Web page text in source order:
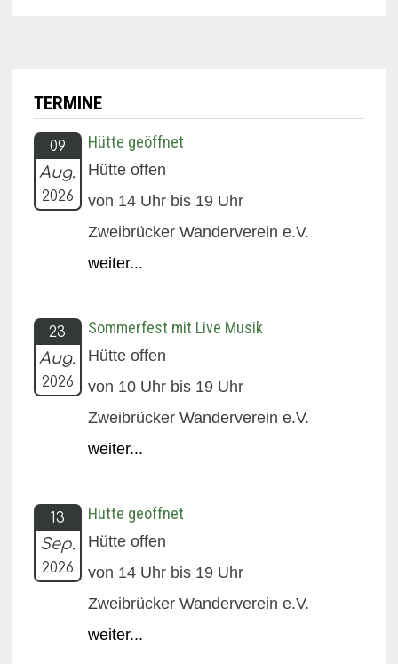
TERMINE
09
Aug.
2026
Hütte geöffnet
Hütte offen
von 14 Uhr bis 19 Uhr
Zweibrücker Wanderverein e.V.
weiter...
23
Aug.
2026
Sommerfest mit Live Musik
Hütte offen
von 10 Uhr bis 19 Uhr
Zweibrücker Wanderverein e.V.
weiter...
13
Sep.
2026
Hütte geöffnet
Hütte offen
von 14 Uhr bis 19 Uhr
Zweibrücker Wanderverein e.V.
weiter...